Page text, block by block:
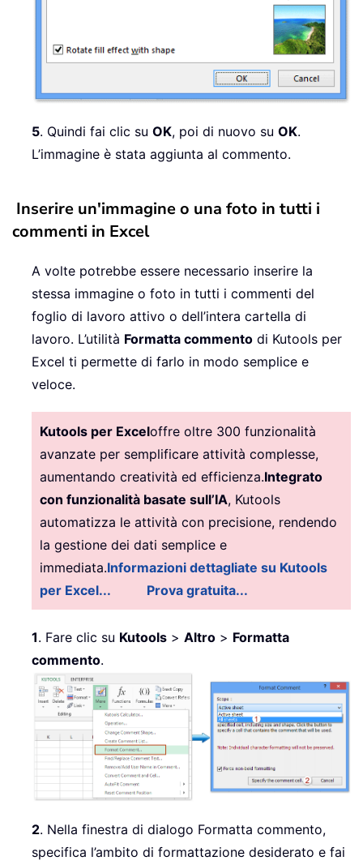
5. Quindi fai clic su OK, poi di nuovo su OK.
L’immagine è stata aggiunta al commento.
Inserire un'immagine o una foto in tutti i
commenti in Excel
A volte potrebbe essere necessario inserire la
stessa immagine o foto in tutti i commenti del
foglio di lavoro attivo o dell’intera cartella di
lavoro. L’utilità Formatta commento di Kutools per
Excel ti permette di farlo in modo semplice e
veloce.
Kutools per Exceloffre oltre 300 funzionalità
avanzate per semplificare attività complesse,
aumentando creatività ed efficienza.Integrato
con funzionalità basate sull’IA, Kutools
automatizza le attività con precisione, rendendo
la gestione dei dati semplice e
immediata.Informazioni dettagliate su Kutools
per Excel...
Prova gratuita...
1. Fare clic su Kutools > Altro > Formatta
commento.
2. Nella finestra di dialogo Formatta commento,
specifica l’ambito di formattazione desiderato e fai